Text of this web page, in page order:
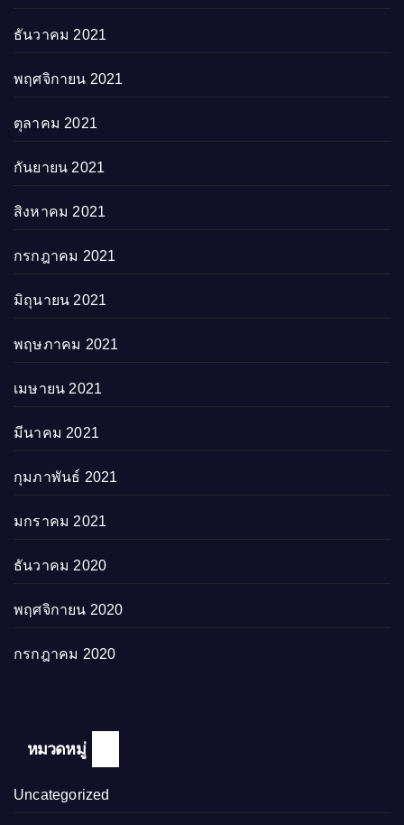
ธันวาคม 2021
พฤศจิกายน 2021
ตุลาคม 2021
กันยายน 2021
สิงหาคม 2021
กรกฎาคม 2021
มิถุนายน 2021
พฤษภาคม 2021
เมษายน 2021
มีนาคม 2021
กุมภาพันธ์ 2021
มกราคม 2021
ธันวาคม 2020
พฤศจิกายน 2020
กรกฎาคม 2020
หมวดหมู่
Uncategorized